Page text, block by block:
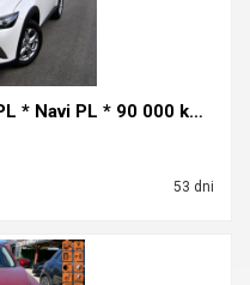
Mazda CX-3 Zarejestrowany PL * Navi PL * 90 000 km...
53 dni